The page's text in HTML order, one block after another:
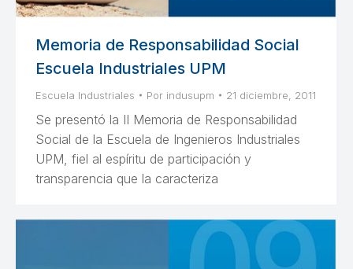
Memoria de Responsabilidad Social
Escuela Industriales UPM
Escuela Industriales Por indusupm 21 diciembre, 2011
Se presentó la II Memoria de Responsabilidad
Social de la Escuela de Ingenieros Industriales
UPM, fiel al espíritu de participación y
transparencia que la caracteriza